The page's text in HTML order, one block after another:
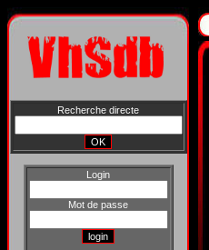
Recherche directe
Login
Mot de passe